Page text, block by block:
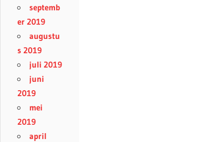
septemb
er 2019
augustu
s 2019
juli 2019
juni
2019
mei
2019
april